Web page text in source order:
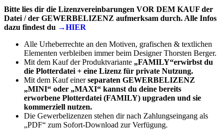
Bitte lies dir die Lizenzvereinbarungen VOR DEM KAUF der
Datei / der GEWERBELIZENZ aufmerksam durch. Alle Infos
dazu findest du →HIER
Alle Urheberrechte an den Motiven, grafischen & textlichen
Elementen verbleiben immer beim Designer Thorsten Berger.
Mit dem Kauf der Produktvariante „FAMILY“erwirbst du
die Plotterdatei + eine Lizenz für private Nutzung.
Mit dem Kauf einerseparaten GEWERBELIZENZ
„MINI“ oder „MAXI“ kannst du deine bereits
erworbene Plotterdatei (FAMILY) upgraden und sie
kommerziell nutzen.
Die Gewerbelizenzen stehen dir nach Zahlungseingang als
„PDF“ zum Sofort-Download zur Verfügung.